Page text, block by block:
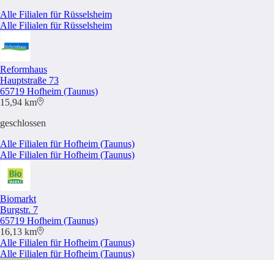
Alle Filialen für Rüsselsheim
Alle Filialen für Rüsselsheim
Reformhaus
Hauptstraße 73
65719 Hofheim (Taunus)
15,94 km
geschlossen
Alle Filialen für Hofheim (Taunus)
Alle Filialen für Hofheim (Taunus)
Biomarkt
Burgstr. 7
65719 Hofheim (Taunus)
16,13 km
Alle Filialen für Hofheim (Taunus)
Alle Filialen für Hofheim (Taunus)